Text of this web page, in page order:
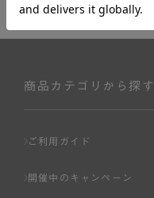
商品カテゴリから探す
ご利用ガイド
開催中のキャンペーン